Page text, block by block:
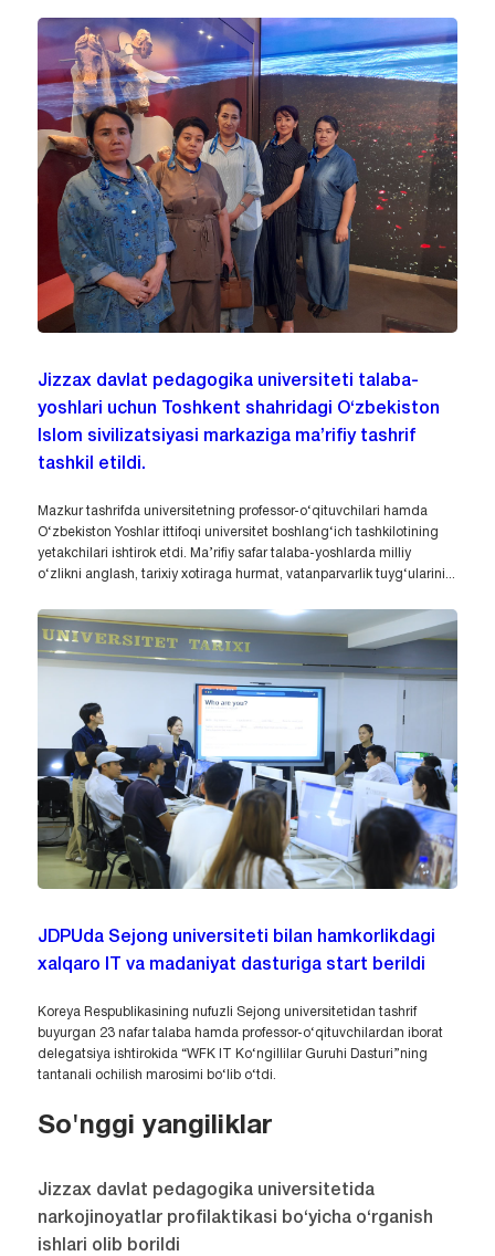
Jizzax davlat pedagogika universiteti talaba-
yoshlari uchun Toshkent shahridagi O‘zbekiston
Islom sivilizatsiyasi markaziga ma’rifiy tashrif
tashkil etildi.
Mazkur tashrifda universitetning professor-o‘qituvchilari hamda
O‘zbekiston Yoshlar ittifoqi universitet boshlang‘ich tashkilotining
yetakchilari ishtirok etdi. Ma’rifiy safar talaba-yoshlarda milliy
o‘zlikni anglash, tarixiy xotiraga hurmat, vatanparvarlik tuyg‘ularini...
JDPUda Sejong universiteti bilan hamkorlikdagi
xalqaro IT va madaniyat dasturiga start berildi
Koreya Respublikasining nufuzli Sejong universitetidan tashrif
buyurgan 23 nafar talaba hamda professor-o‘qituvchilardan iborat
delegatsiya ishtirokida “WFK IT Ko‘ngillilar Guruhi Dasturi”ning
tantanali ochilish marosimi bo‘lib o‘tdi.
So'nggi yangiliklar
Jizzax davlat pedagogika universitetida
narkojinoyatlar profilaktikasi bo‘yicha o‘rganish
ishlari olib borildi